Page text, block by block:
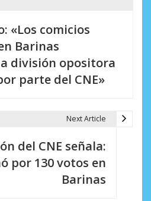
«Los comicios
Barinas
división opositora
parte del CNE»
Next Article
del CNE señala:
por 130 votos en
Barinas